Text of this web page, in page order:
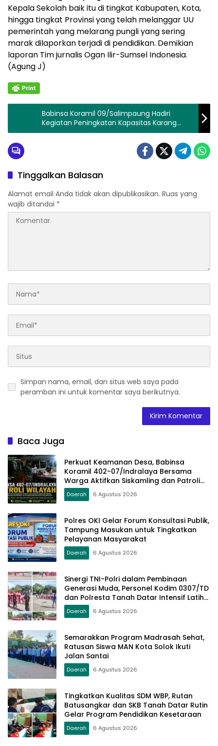
Kepala Sekolah baik itu di tingkat Kabupaten, Kota,
hingga tingkat Provinsi yang telah melanggar UU
pemerintah yang melarang pungli yang sering
marak dilaporkan terjadi di pendidikan. Demikian
laporan Tim jurnalis Ogan Ilir-Sumsel Indonesia.
(Agung J)
Babinsa Koramil 09/Salimpaung Hadiri
Kegiatan Peningkatan Kapasitas Karang
Taruna Nagari
Tinggalkan Balasan
Alamat email Anda tidak akan dipublikasikan. Ruas yang
wajib ditandai *
Simpan nama, email, dan situs web saya pada
peramban ini untuk komentar saya berikutnya.
Baca Juga
Perkuat Keamanan Desa, Babinsa
Koramil 402-07/Indralaya Bersama
Warga Aktifkan Siskamling dan Patroli
Terpadu
Daerah 6 Agustus 2026
Polres OKI Gelar Forum Konsultasi Publik,
Tampung Masukan untuk Tingkatkan
Pelayanan Masyarakat
Daerah 6 Agustus 2026
Sinergi TNI-Polri dalam Pembinaan
Generasi Muda, Personel Kodim 0307/TD
dan Polresta Tanah Datar Intensif Latih
Pasukan Paskibraka Jelang HUT RI ke-81
Daerah 6 Agustus 2026
Semarakkan Program Madrasah Sehat,
Ratusan Siswa MAN Kota Solok Ikuti
Jalan Santai
Daerah 6 Agustus 2026
Tingkatkan Kualitas SDM WBP, Rutan
Batusangkar dan SKB Tanah Datar Rutin
Gelar Program Pendidikan Kesetaraan
Daerah 6 Agustus 2026